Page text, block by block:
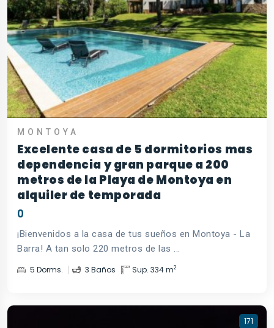
MONTOYA
Excelente casa de 5 dormitorios mas
dependencia y gran parque a 200
metros de la Playa de Montoya en
alquiler de temporada
0
¡Bienvenidos a la casa de tus sueños en Montoya - La
Barra! A tan solo 220 metros de las ...
5 Dorms. 3 Baños Sup. 334 m2
171